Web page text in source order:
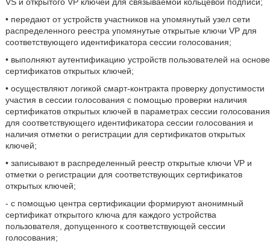
• передают от устройств участников на упомянутый узел сети
распределенного реестра упомянутые открытые ключи VP для
соответствующего идентификатора сессии голосования;
• выполняют аутентификацию устройств пользователей на основе
сертификатов открытых ключей;
• осуществляют логикой смарт-контракта проверку допустимости
участия в сессии голосования с помощью проверки наличия
сертификатов открытых ключей в параметрах сессии голосования
для соответствующего идентификатора сессии голосования и
наличия отметки о регистрации для сертификатов открытых
ключей;
• записывают в распределенный реестр открытые ключи VP и
отметки о регистрации для соответствующих сертификатов
открытых ключей;
- с помощью центра сертификации формируют анонимный
сертификат открытого ключа для каждого устройства
пользователя, допущенного к соответствующей сессии
голосования;